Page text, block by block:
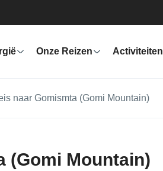
Onze Reizen Activiteiten
naar Gomismta (Gomi Mountain)
(Gomi Mountain)